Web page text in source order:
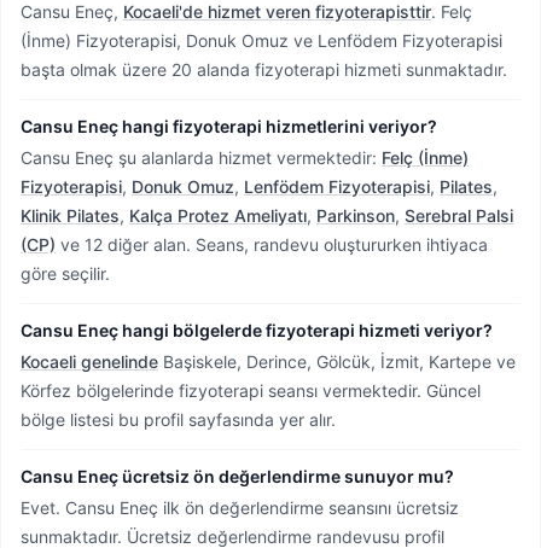
Cansu Eneç, Kocaeli'de hizmet veren fizyoterapisttir. Felç
(İnme) Fizyoterapisi, Donuk Omuz ve Lenfödem Fizyoterapisi
başta olmak üzere 20 alanda fizyoterapi hizmeti sunmaktadır.
Cansu Eneç hangi fizyoterapi hizmetlerini veriyor?
Cansu Eneç şu alanlarda hizmet vermektedir: Felç (İnme)
Fizyoterapisi, Donuk Omuz, Lenfödem Fizyoterapisi, Pilates,
Klinik Pilates, Kalça Protez Ameliyatı, Parkinson, Serebral Palsi
(CP) ve 12 diğer alan. Seans, randevu oluştururken ihtiyaca
göre seçilir.
Cansu Eneç hangi bölgelerde fizyoterapi hizmeti veriyor?
Kocaeli genelinde Başiskele, Derince, Gölcük, İzmit, Kartepe ve
Körfez bölgelerinde fizyoterapi seansı vermektedir. Güncel
bölge listesi bu profil sayfasında yer alır.
Cansu Eneç ücretsiz ön değerlendirme sunuyor mu?
Evet. Cansu Eneç ilk ön değerlendirme seansını ücretsiz
sunmaktadır. Ücretsiz değerlendirme randevusu profil